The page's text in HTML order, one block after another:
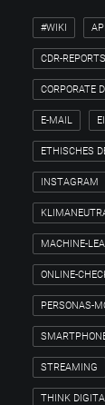
#WIKI
CDR-REPORTS
CORPORATE
E-MAIL
ETHISCHES
INSTAGRAM
MACHINE-
ONLINE-
PERSONAS-
STREAMING
THINK